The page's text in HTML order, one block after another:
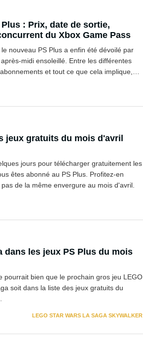
: Prix, date de sortie,
du Xbox Game Pass
nouveau PS Plus a enfin été dévoilé par
midi ensoleillé. Entre les différentes
et tout ce que cela implique,
jeux gratuits du mois d'avril
jours pour télécharger gratuitement les
êtes abonné au PS Plus. Profitez-en
de la même envergure au mois d'avril.
dans les jeux PS Plus du mois
pourrait bien que le prochain gros jeu LEGO
soit dans la liste des jeux gratuits du
LEGO STAR WARS LA SAGA SKYWALKER